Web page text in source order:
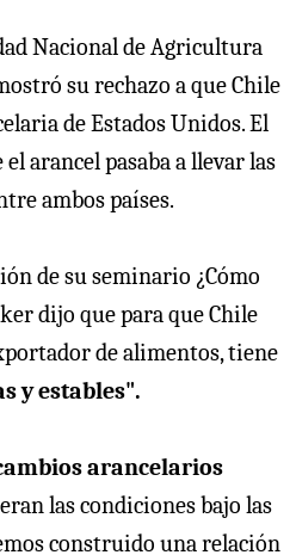
Nacional de Agricultura
su rechazo a que Chile
de Estados Unidos. El
arancel pasaba a llevar las
ambos países.
de su seminario ¿Cómo
dijo que para que Chile
de alimentos, tiene
y estables".
arancelarios
las condiciones bajo las
construido una relación